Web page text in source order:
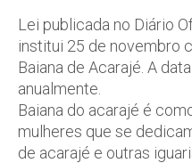
Lei publicada no Diário
institui 25 de novembro
Baiana de Acarajé. A
anualmente.
Baiana do acarajé é
mulheres que se
de acarajé e outras